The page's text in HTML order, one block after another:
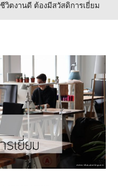
ชีวิตงานดี ต้องมีสวัสดิการเยี่ยม